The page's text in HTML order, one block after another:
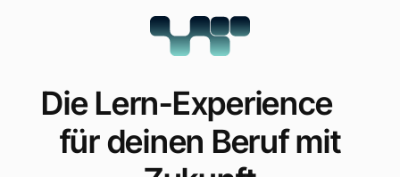
Die Lern-Experience
für deinen Beruf mit